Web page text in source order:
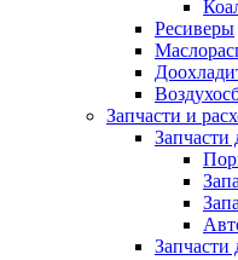
Ресиверы
Запчасти и
Запчасти
Запчасти